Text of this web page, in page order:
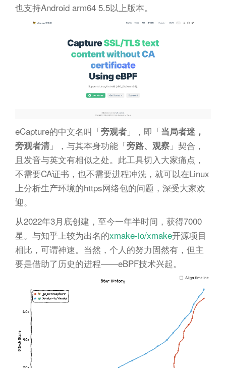
也支持Android arm64 5.5以上版本。
eCapture的中文名叫「旁观者 」，即「当局者迷，
旁观者清 」，与其本身功能「旁路、观察 」契合，
且发音与英文有相似之处。此工具切入大家痛点，
不需要CA证书，也不需要进程冲洗，就可以在Linux
上分析生产环境的https网络包的问题，深受大家欢
迎。
从2022年3月底创建，至今一年半时间，获得7000
星。与知乎上较为出名的xmake-io/xmake开源项目
相比，可谓神速。当然，个人的努力固然有，但主
要是借助了历史的进程——eBPF技术兴起。